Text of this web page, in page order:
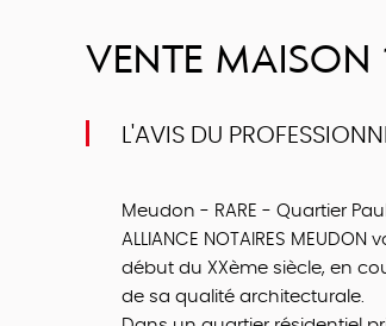
VENTE MAISON
L'AVIS DU
Meudon - RARE - Quartier
ALLIANCE NOTAIRES
début du XXème siècle, en
de sa qualité architecturale.